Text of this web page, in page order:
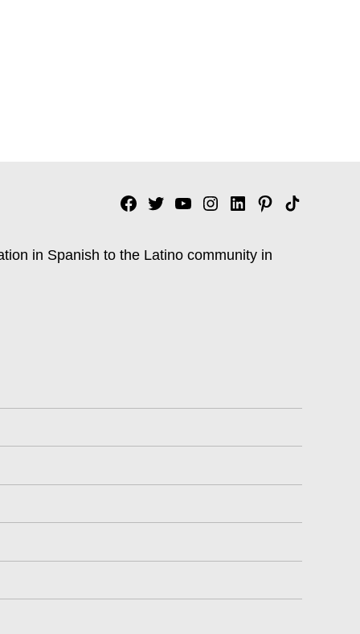
Facebook
TwitterYouTubeInstagram
Linkedin
Pinterest
Tik
in Spanish to the Latino community in